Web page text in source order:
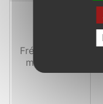
Fréquence de
mise à jour